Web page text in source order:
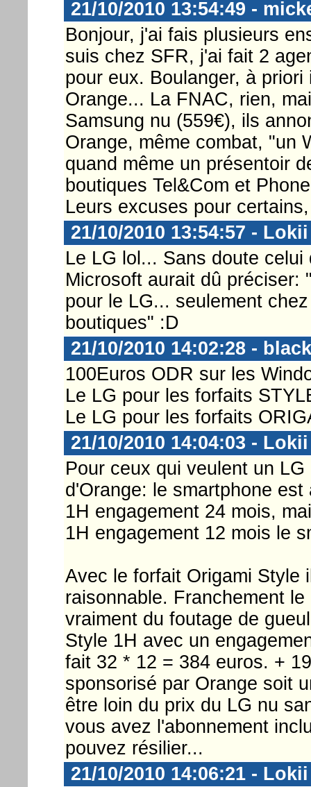
21/10/2010 13:54:49 -
Bonjour, j'ai fais plusieurs
suis chez SFR, j'ai fait 2
pour eux. Boulanger, à
Orange... La FNAC, rien,
Samsung nu (559€), ils
Orange, même combat, "un
quand même un présentoir
boutiques Tel&Com et
Leurs excuses pour
21/10/2010 13:54:57 - Lokii
Le LG lol... Sans doute
Microsoft aurait dû préciser:
pour le LG... seulement
boutiques" :D
21/10/2010 14:02:28 -
100Euros ODR sur les
Le LG pour les forfaits
Le LG pour les forfaits
21/10/2010 14:04:03 - Lokii
Pour ceux qui veulent un
d'Orange: le smartphone
1H engagement 24 mois,
1H engagement 12 mois le
Avec le forfait Origami Style
raisonnable. Franchement
vraiment du foutage de
Style 1H avec un
fait 32 * 12 = 384 euros. +
sponsorisé par Orange soit
être loin du prix du LG nu
vous avez l'abonnement
pouvez résilier...
21/10/2010 14:06:21 - Lokii